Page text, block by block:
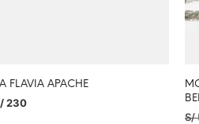
FLAVIA APACHE
230
S/